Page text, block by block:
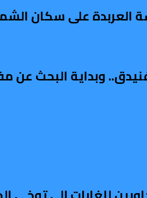
العربدة على سكان
وبداية البحث عن